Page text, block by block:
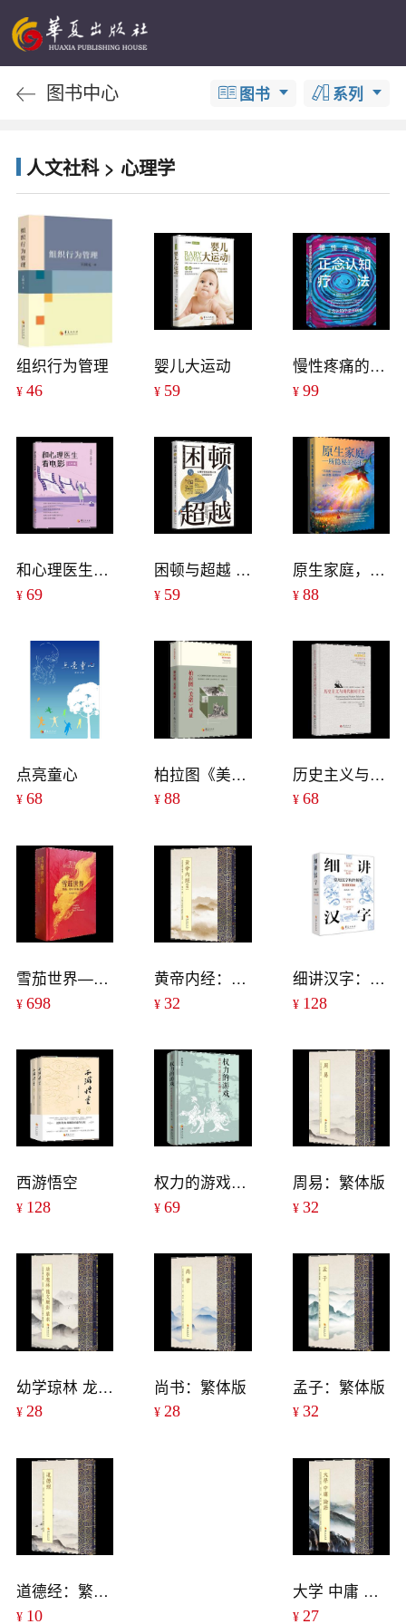
图书中心 图书 系列
人文社科 > 心理学
组织行为管理
¥ 46
婴儿大运动
¥ 59
慢性疼痛的正念认知疗法
¥ 99
和心理医生看电影.女性篇
¥ 69
困顿与超越 : 心理学家的逆境人生与智慧指引
¥ 59
原生家庭，一所隐秘的学校
¥ 88
点亮童心
¥ 68
柏拉图《美诺》疏证
¥88
历史主义与现代相对主义
¥ 68
雪茄世界——指南、传奇与开拓之旅
¥ 698
黄帝内经：选（繁体版）
¥32
细讲汉字：常用汉字构件解析10000例
¥ 128
西游悟空
¥ 128
权力的游戏：西汉开国及君臣博弈
¥69
周易：繁体版
¥ 32
幼学琼林 龙文鞭影 蒙求：繁体版
¥ 28
尚书：繁体版
¥28
孟子：繁体版
¥ 32
道德经：繁体版
¥ 10
大学 中庸 论语：繁体版
¥ 27